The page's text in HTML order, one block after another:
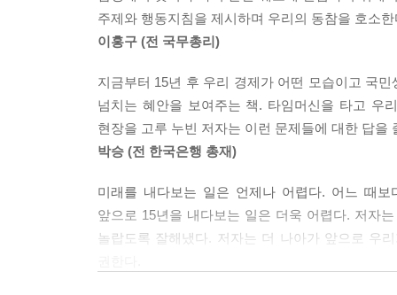
화’를 통해 경쟁력을 확보하고 이윤을 창출하고
커지고 있어 서비스화는 제조업의 향후 핵심적인
서비스업의 중간재 역할을 하기도 한다. 서비스
머지 경제부문의 생산성을 제고하는 데 중요한 역
비정규직 문제의 근본적인 원인은 정규직의 과도
직의 복지 수준은 상충될 수밖에 없다. 따라서 비
건의 격차를 줄이는 것이다. 비정규직의 정규직
추진되어서는 안 된다. …
맞고 있으나 정부와 기업은 방향을 제대로 잡지
연세대학교에서 25년간 강단에 섰던 저자는
현대건설의 사외이사로 활동하는 등 경영경제
둘러싸고 어떤 변화가 예상되고 어떤 선택이
혜안을 보여준다. 저자의 학계와 연구 분야에서
향후 15년은 세계경제의 지도가 근본적으로 바
저자는 앞으로 한국경제가 겪어야 할 변화와 도
‘공부’와 ‘일’에 매달리며 최고의 자리에 오른 한국
주제와 행동지침을 제시하며 우리의 동참을 호소
이홍구 (전 국무총리)
지금부터 15년 후 우리 경제가 어떤 모습이고 국
넘치는 혜안을 보여주는 책. 타임머신을 타고 우
현장을 고루 누빈 저자는 이런 문제들에 대한 답
박승 (전 한국은행 총재)
미래를 내다보는 일은 언제나 어렵다. 어느 때
앞으로 15년을 내다보는 일은 더욱 어렵다. 저자
놀랍도록 잘해냈다. 저자는 더 나아가 앞으로 우